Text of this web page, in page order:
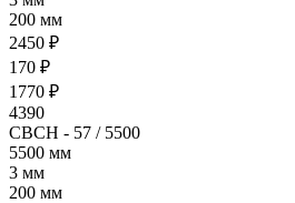
200 мм
2450 ₽
170 ₽
1770 ₽
4390
СВСН - 57 / 5500
5500 мм
3 мм
200 мм